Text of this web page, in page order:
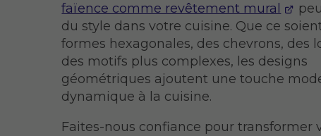
faïence comme revêtement mural
du style dans votre cuisine. Que ce
formes hexagonales, des chevrons, des
des motifs plus complexes, les designs
géométriques ajoutent une touche
dynamique à la cuisine.
Faites-nous confiance pour transformer